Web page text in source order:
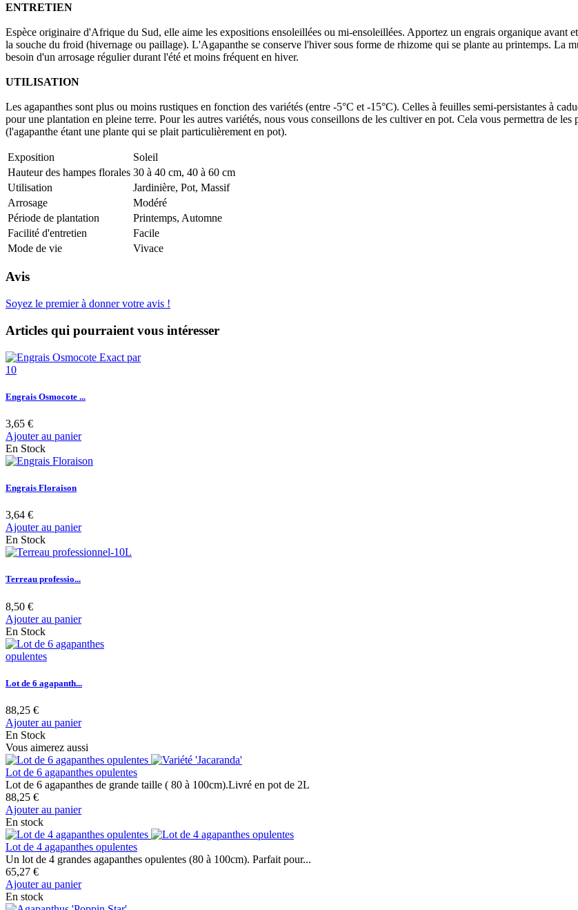
ENTRETIEN
Espèce originaire d'Afrique du Sud, elle aime les expositions ensoleillées ou mi-ensoleillées. Apportez un engrais organique avant
la souche du froid (hivernage ou paillage). L'Agapanthe se conserve l'hiver sous forme de rhizome qui se plante au printemps. La
besoin d'un arrosage régulier durant l'été et moins fréquent en hiver.
UTILISATION
Les agapanthes sont plus ou moins rustiques en fonction des variétés (entre -5°C et -15°C). Celles à feuilles semi-persistantes à
pour une plantation en pleine terre. Pour les autres variétés, nous vous conseillons de les cultiver en pot. Cela vous permettra de
(l'agapanthe étant une plante qui se plait particulièrement en pot).
Exposition
Soleil
Hauteur des hampes florales 30 à 40 cm, 40 à 60 cm
Utilisation
Jardinière, Pot, Massif
Arrosage
Modéré
Période de plantation
Printemps, Automne
Facilité d'entretien
Facile
Mode de vie
Vivace
Avis
Soyez le premier à donner votre avis !
Articles qui pourraient vous intéresser
Engrais Osmocote ...
3,65 €
Ajouter au panier
En Stock
Engrais Floraison
3,64 €
Ajouter au panier
En Stock
Terreau professio...
8,50 €
Ajouter au panier
En Stock
Lot de 6 agapanth...
88,25 €
Ajouter au panier
En Stock
Vous aimerez aussi
Lot de 6 agapanthes opulentes
Lot de 6 agapanthes de grande taille ( 80 à 100cm).Livré en pot de 2L
88,25 €
Ajouter au panier
En stock
Lot de 4 agapanthes opulentes
Un lot de 4 grandes agapanthes opulentes (80 à 100cm). Parfait pour...
65,27 €
Ajouter au panier
En stock